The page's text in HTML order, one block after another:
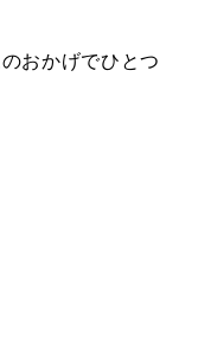
おかげでひとつ